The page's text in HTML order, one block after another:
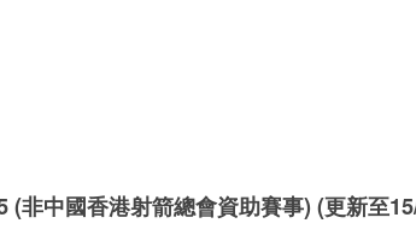
中國香港射箭總會資助賽事) (更新至